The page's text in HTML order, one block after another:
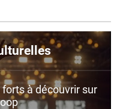
à découvrir sur